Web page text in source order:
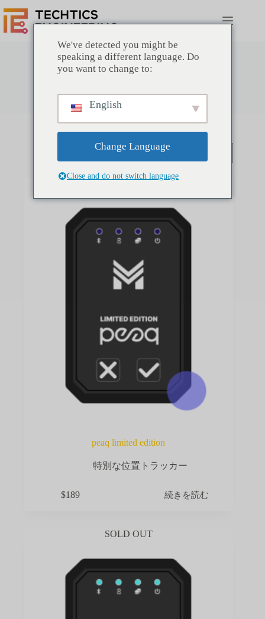
ン
テ
特別な位置トラッカー
SOLD OUT
peaq limited edition
特別な位置トラッカー
$189 続きを読む
SOLD OUT
We've detected you might be
speaking a different language. Do
you want to change to:
English
Change Language
Close and do not switch language